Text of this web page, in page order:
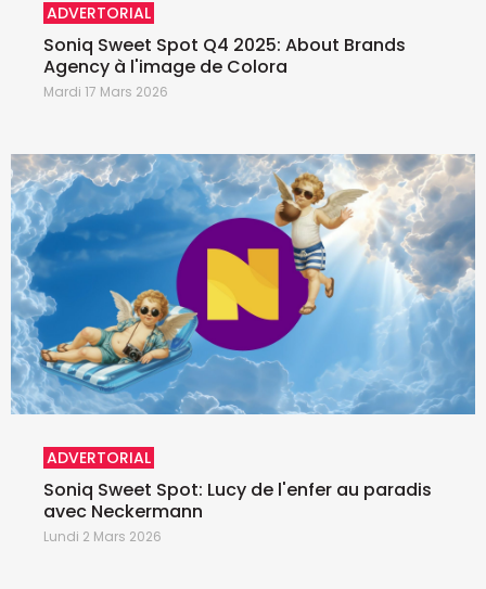
ADVERTORIAL
Soniq Sweet Spot Q4 2025: About Brands
Agency à l'image de Colora
Mardi 17 Mars 2026
ADVERTORIAL
Soniq Sweet Spot: Lucy de l'enfer au paradis
avec Neckermann
Lundi 2 Mars 2026